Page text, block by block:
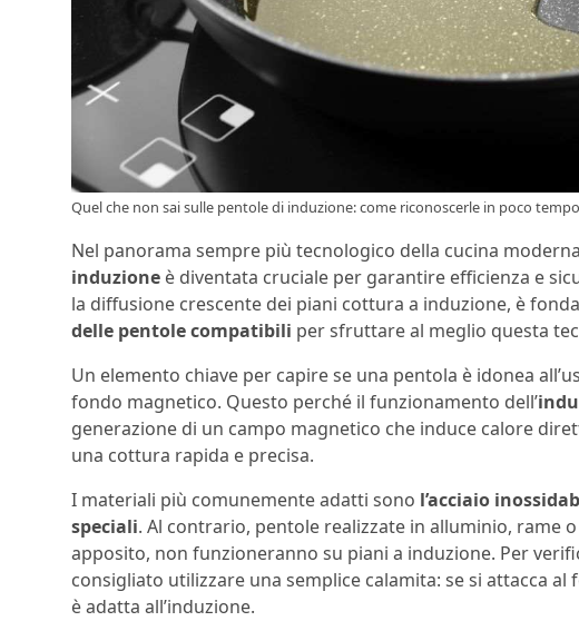
Quel che non sai sulle pentole di induzione: come riconoscerle in poco
Nel panorama sempre più tecnologico della cucina
induzione è diventata cruciale per garantire efficienza e
la diffusione crescente dei piani cottura a induzione, è
delle pentole compatibili per sfruttare al meglio questa
Un elemento chiave per capire se una pentola è idonea
fondo magnetico. Questo perché il funzionamento dell’
generazione di un campo magnetico che induce calore
una cottura rapida e precisa.
I materiali più comunemente adatti sono l’acciaio
speciali. Al contrario, pentole realizzate in alluminio, rame
apposito, non funzioneranno su piani a induzione. Per
consigliato utilizzare una semplice calamita: se si attacca
è adatta all’induzione.